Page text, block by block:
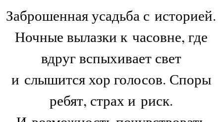
Заброшенная усадьба с историей.
Ночные вылазки к часовне, где
вдруг вспыхивает свет
и слышится хор голосов. Споры
ребят, страх и риск.